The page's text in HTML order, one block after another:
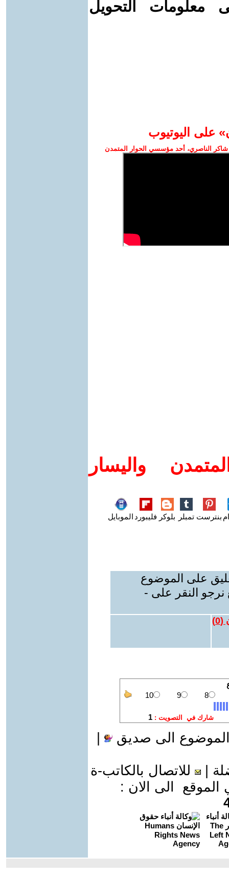
معلومات التحويل
على اليوتيوب
الناصري، أحد مؤسسي الحوار المتمدن
واليسار
بنترست تمبلر بلوكر فليبورد الموبايل
على الموضوع
نرجو النقر على -
(
0
)
الى صديق
للاتصال بالكاتب-ة
الى الان :